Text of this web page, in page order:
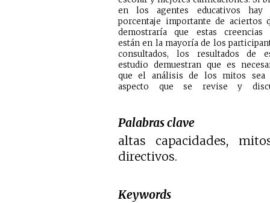
en los agentes educativos hay
porcentaje importante de aciertos
demostraría que estas creencias
están en la mayoría de los
consultados, los resultados de
estudio demuestran que es
que el análisis de los mitos sea
aspecto que se revise y
Palabras clave
altas capacidades,
directivos.
Keywords